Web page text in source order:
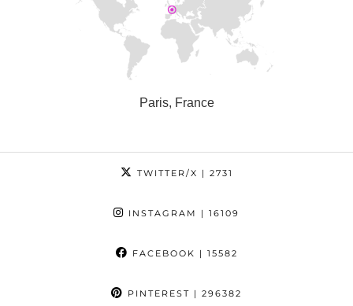
Paris, France
TWITTER/X | 2731
INSTAGRAM | 16109
FACEBOOK | 15582
PINTEREST | 296382